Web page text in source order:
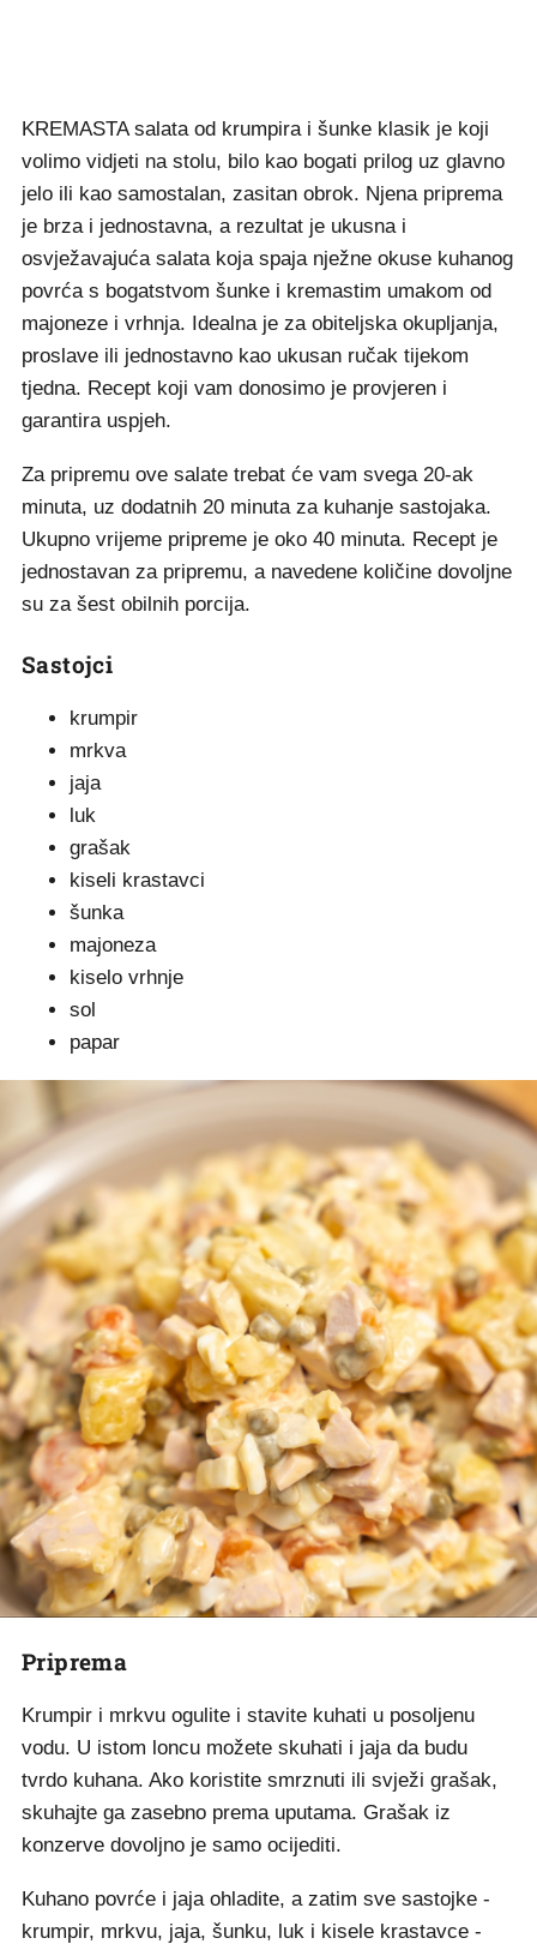
KREMASTA salata od krumpira i šunke klasik je koji
volimo vidjeti na stolu, bilo kao bogati prilog uz glavno
jelo ili kao samostalan, zasitan obrok. Njena priprema
je brza i jednostavna, a rezultat je ukusna i
osvježavajuća salata koja spaja nježne okuse kuhanog
povrća s bogatstvom šunke i kremastim umakom od
majoneze i vrhnja. Idealna je za obiteljska okupljanja,
proslave ili jednostavno kao ukusan ručak tijekom
tjedna. Recept koji vam donosimo je provjeren i
garantira uspjeh.
Za pripremu ove salate trebat će vam svega 20-ak
minuta, uz dodatnih 20 minuta za kuhanje sastojaka.
Ukupno vrijeme pripreme je oko 40 minuta. Recept je
jednostavan za pripremu, a navedene količine dovoljne
su za šest obilnih porcija.
Sastojci
krumpir
mrkva
jaja
luk
grašak
kiseli krastavci
šunka
majoneza
kiselo vrhnje
sol
papar
Priprema
Krumpir i mrkvu ogulite i stavite kuhati u posoljenu
vodu. U istom loncu možete skuhati i jaja da budu
tvrdo kuhana. Ako koristite smrznuti ili svježi grašak,
skuhajte ga zasebno prema uputama. Grašak iz
konzerve dovoljno je samo ocijediti.
Kuhano povrće i jaja ohladite, a zatim sve sastojke -
krumpir, mrkvu, jaja, šunku, luk i kisele krastavce -